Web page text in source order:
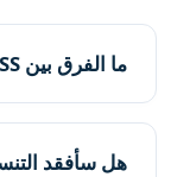
ما الفرق بين ASS و SRT؟
هل سأفقد